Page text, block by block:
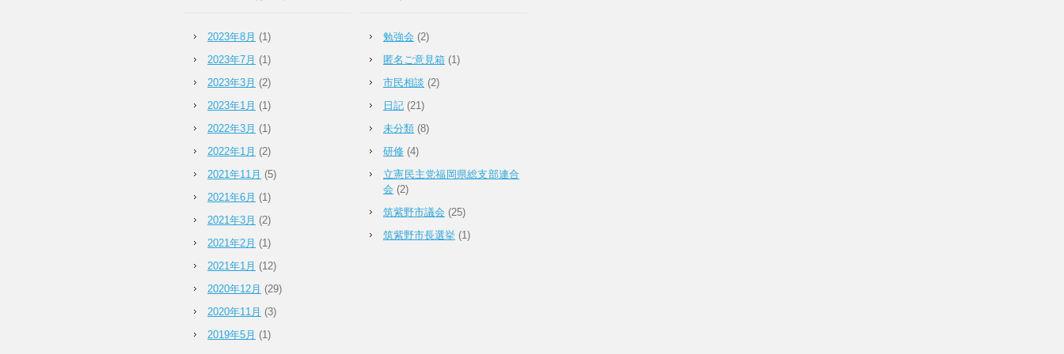
2023年8月 (1)
2023年7月 (1)
2023年3月 (2)
2023年1月 (1)
2022年3月 (1)
2022年1月 (2)
2021年11月 (5)
2021年6月 (1)
2021年3月 (2)
2021年2月 (1)
2021年1月 (12)
2020年12月 (29)
2020年11月 (3)
2019年5月 (1)
勉強会 (2)
匿名ご意見箱 (1)
市民相談 (2)
日記 (21)
未分類 (8)
研修 (4)
立憲民主党福岡県総支部連合
会 (2)
筑紫野市議会 (25)
筑紫野市長選挙 (1)